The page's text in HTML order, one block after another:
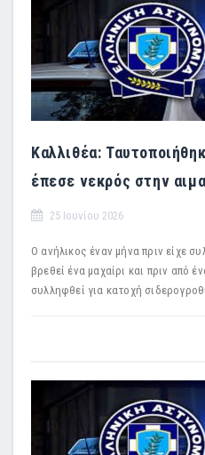
Καλλιθέα:
έπεσε νεκρός στην
25 Ιουνίου 2026
Ο ανήλικος έναν μήνα πριν είχε
βρεθεί ένα μαχαίρι και πριν από
συλληφθεί για κατοχή